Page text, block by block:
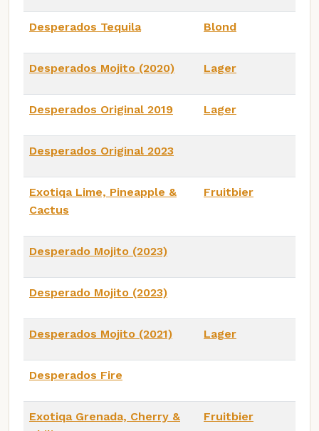
Desperados Tequila Blond
Desperados Mojito (2020) Lager
Desperados Original 2019 Lager
Desperados Original 2023
Exotiqa Lime, Pineapple &
Cactus
Fruitbier
Desperado Mojito (2023)
Desperado Mojito (2023)
Desperados Mojito (2021) Lager
Desperados Fire
Exotiqa Grenada, Cherry &
Fruitbier